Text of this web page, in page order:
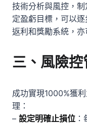
技術分析與風控，
定盈虧目標，可以
返利和獎勵系統，亦
三、風險
成功實現1000%獲
理：
– 設定明確止損位